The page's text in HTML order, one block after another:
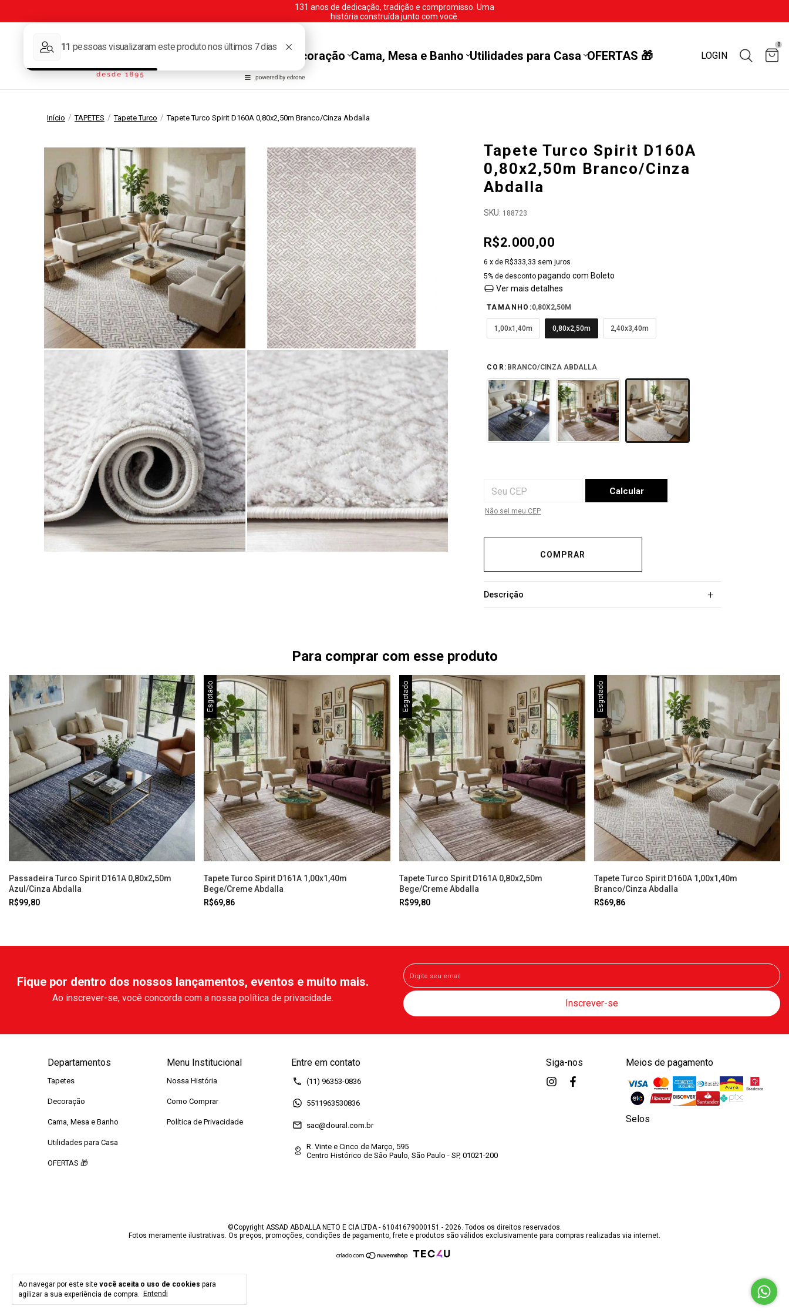
131 anos de dedicação, tradição e compromisso. Uma
história construída junto com você.
Decoração Cama, Mesa e Banho Utilidades para Casa OFERTAS 🎁 LOGIN
0
Ao navegar por este site você aceita o uso de cookies para
agilizar a sua experiência de compra.
Entendi
Início / TAPETES / Tapete Turco / Tapete Turco Spirit D160A 0,80x2,50m Branco/Cinza Abdalla
Tapete Turco Spirit D160A
0,80x2,50m Branco/Cinza
Abdalla
SKU: 188723
R$2.000,00
6 x de R$333,33 sem juros
5% de descontopagando com Boleto
Ver mais detalhes
TAMANHO:0,80X2,50M
1,00x1,40m 0,80x2,50m 2,40x3,40m
COR: BRANCO/CINZA ABDALLA
Calcular
Não sei meu CEP
Descrição +
Para comprar com esse produto
Passadeira Turco Spirit D161A 0,80x2,50m
Azul/Cinza Abdalla
R$99,80
Esgotado
Tapete Turco Spirit D161A 1,00x1,40m
Bege/Creme Abdalla
R$69,86
Esgotado
Tapete Turco Spirit D161A 0,80x2,50m
Bege/Creme Abdalla
R$99,80
Esgotado
Tapete Turco Spirit D160A 1,00x1,40m
Branco/Cinza Abdalla
R$69,86
Fique por dentro dos nossos lançamentos, eventos e muito mais.
Ao inscrever-se, você concorda com a nossa política de privacidade.
Departamentos
Tapetes
Decoração
Cama, Mesa e Banho
Utilidades para Casa
OFERTAS 🎁
Menu Institucional
Nossa História
Como Comprar
Política de Privacidade
Entre em contato
(11) 96353-0836
5511963530836
sac@doural.com.br
R. Vinte e Cinco de Março, 595
Centro Histórico de São Paulo, São Paulo - SP, 01021-200
Siga-nos Meios de pagamento
Selos
©Copyright ASSAD ABDALLA NETO E CIA LTDA - 61041679000151 - 2026. Todos os direitos reservados.
Fotos meramente ilustrativas. Os preços, promoções, condições de pagamento, frete e produtos são válidos exclusivamente para compras realizadas via internet.